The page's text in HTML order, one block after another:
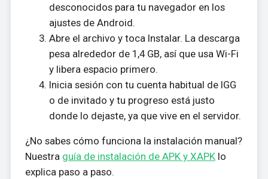
desconocidos para tu navegador en los
ajustes de Android.
Abre el archivo y toca Instalar. La descarga
pesa alrededor de 1,4 GB, así que usa Wi-Fi
y libera espacio primero.
Inicia sesión con tu cuenta habitual de IGG
o de invitado y tu progreso está justo
donde lo dejaste, ya que vive en el servidor.
¿No sabes cómo funciona la instalación manual?
Nuestra guía de instalación de APK y XAPKlo
explica paso a paso.